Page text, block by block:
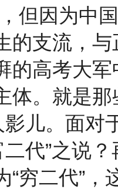
但因为中
的支流，
的高考大
体。就是
影儿。面对
二代”之说
“穷二代”，